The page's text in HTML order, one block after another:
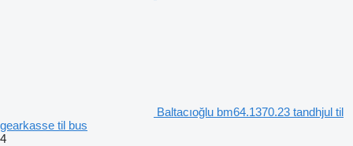
Baltacıoğlu bm64.1370.23 tandhjul til
gearkasse til bus
4